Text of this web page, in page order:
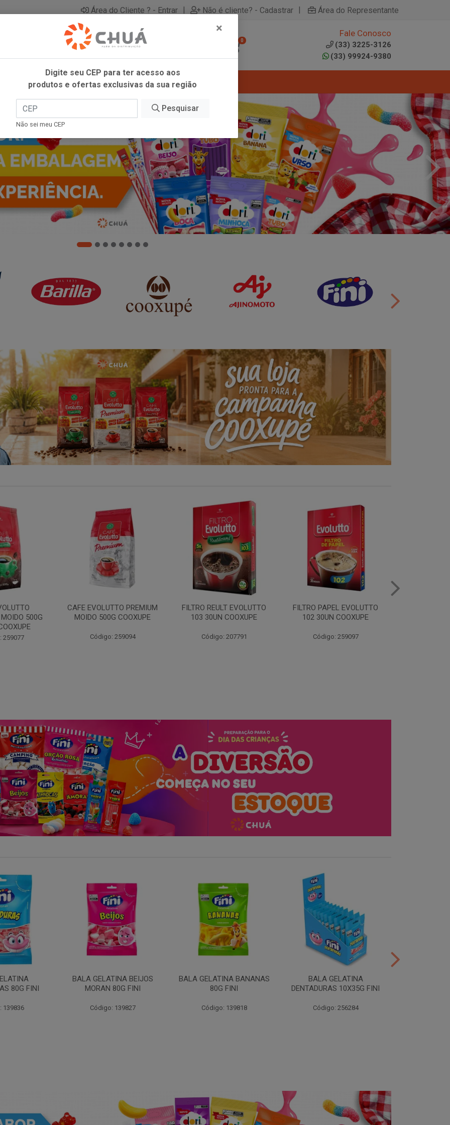
Área do Cliente ? - Entrar | Não é cliente? - Cadastrar | Área do Representante
0
Fale Conosco
(33) 3225-3126
(33) 99924-9380
500G
259077
CAFE EVOLUTTO PREMIUM
MOIDO 500G COOXUPE
Código: 259094
FILTRO REULT EVOLUTTO
103 30UN COOXUPE
Código: 207791
FILTRO PAPEL EVOLUTTO
102 30UN COOXUPE
Código: 259097
80G FINI
139836
BALA GELATINA BEIJOS
MORAN 80G FINI
Código: 139827
BALA GELATINA BANANAS
80G FINI
Código: 139818
BALA GELATINA
DENTADURAS 10X35G FINI
Código: 256284
×
Digite seu CEP para ter acesso aos
produtos e ofertas exclusivas da sua região
Pesquisar
Não sei meu CEP